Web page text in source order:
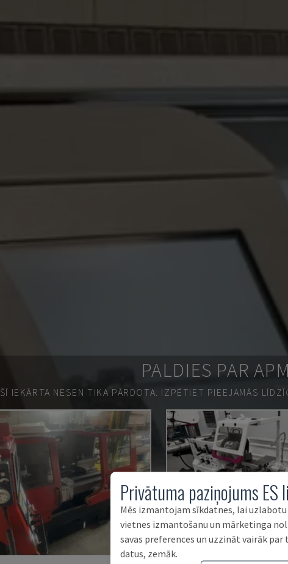
PALDIES PAR
ŠĪ IEKĀRTA NESEN TIKA PĀRDOTA. IZPĒTIET PIEEJAMĀS
Privātuma paziņojums
Mēs izmantojam sīkdatnes, lai
vietnes izmantošanu un mārketinga
savas preferences un uzzināt vairāk
datus, zemāk.